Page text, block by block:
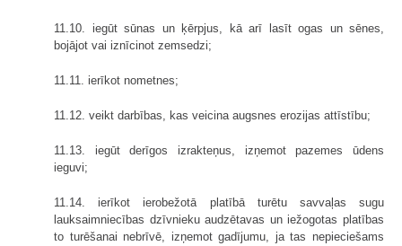
11.10. iegūt sūnas un ķērpjus, kā arī lasīt ogas un sēnes,
bojājot vai iznīcinot zemsedzi;
11.11. ierīkot nometnes;
11.12. veikt darbības, kas veicina augsnes erozijas attīstību;
11.13. iegūt derīgos izrakteņus, izņemot pazemes ūdens
ieguvi;
11.14. ierīkot ierobežotā platībā turētu savvaļas sugu
lauksaimniecības dzīvnieku audzētavas un iežogotas platības
to turēšanai nebrīvē, izņemot gadījumu, ja tas nepieciešams